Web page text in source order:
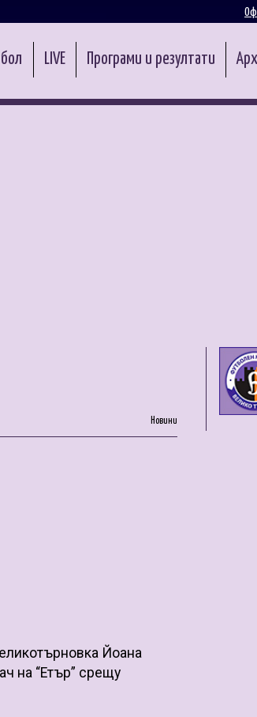
LIVE Програми и резултати
Новини
Йоана
на “Етър” срещу